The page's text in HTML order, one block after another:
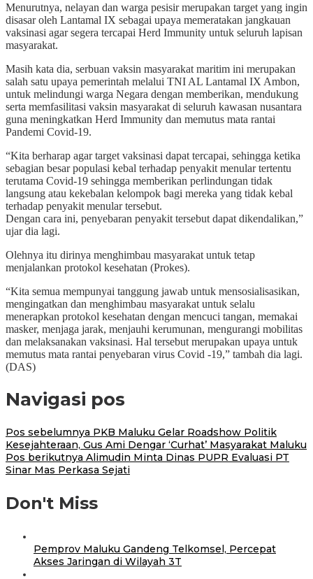
Menurutnya, nelayan dan warga pesisir merupakan target yang ingin
disasar oleh Lantamal IX sebagai upaya memeratakan jangkauan
vaksinasi agar segera tercapai Herd Immunity untuk seluruh lapisan
masyarakat.
Masih kata dia, serbuan vaksin masyarakat maritim ini merupakan
salah satu upaya pemerintah melalui TNI AL Lantamal IX Ambon,
untuk melindungi warga Negara dengan memberikan, mendukung
serta memfasilitasi vaksin masyarakat di seluruh kawasan nusantara
guna meningkatkan Herd Immunity dan memutus mata rantai
Pandemi Covid-19.
“Kita berharap agar target vaksinasi dapat tercapai, sehingga ketika
sebagian besar populasi kebal terhadap penyakit menular tertentu
terutama Covid-19 sehingga memberikan perlindungan tidak
langsung atau kekebalan kelompok bagi mereka yang tidak kebal
terhadap penyakit menular tersebut.
Dengan cara ini, penyebaran penyakit tersebut dapat dikendalikan,”
ujar dia lagi.
Olehnya itu dirinya menghimbau masyarakat untuk tetap
menjalankan protokol kesehatan (Prokes).
“Kita semua mempunyai tanggung jawab untuk mensosialisasikan,
mengingatkan dan menghimbau masyarakat untuk selalu
menerapkan protokol kesehatan dengan mencuci tangan, memakai
masker, menjaga jarak, menjauhi kerumunan, mengurangi mobilitas
dan melaksanakan vaksinasi. Hal tersebut merupakan upaya untuk
memutus mata rantai penyebaran virus Covid -19,” tambah dia lagi.
(DAS)
Navigasi pos
Pos sebelumnya PKB Maluku Gelar Roadshow Politik
Kesejahteraan, Gus Ami Dengar ‘Curhat’ Masyarakat Maluku
Pos berikutnya Alimudin Minta Dinas PUPR Evaluasi PT
Sinar Mas Perkasa Sejati
Don't Miss
Pemprov Maluku Gandeng Telkomsel, Percepat
Akses Jaringan di Wilayah 3T